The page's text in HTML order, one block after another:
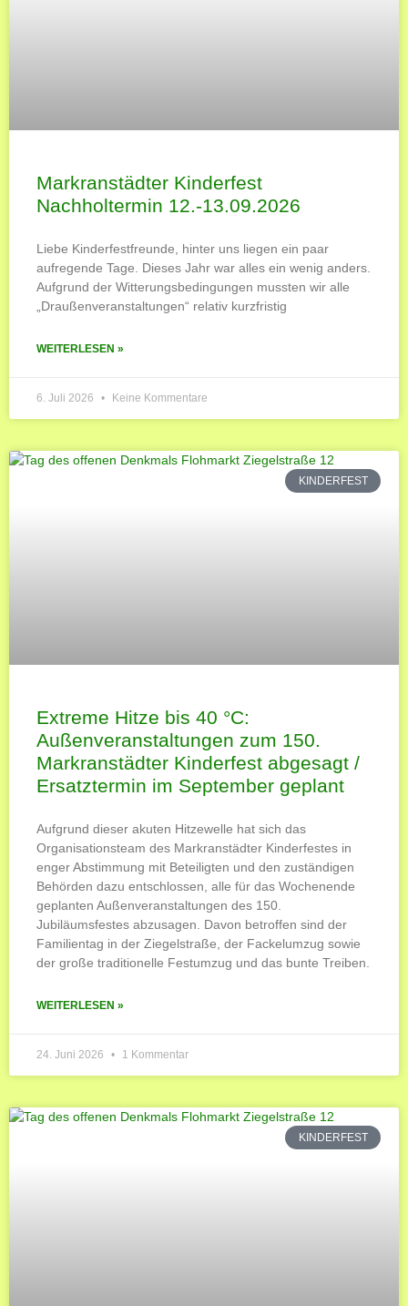
Markranstädter Kinderfest
Nachholtermin 12.-13.09.2026
Liebe Kinderfestfreunde, hinter uns liegen ein paar
aufregende Tage. Dieses Jahr war alles ein wenig anders.
Aufgrund der Witterungsbedingungen mussten wir alle
„Draußenveranstaltungen“ relativ kurzfristig
WEITERLESEN »
6. Juli 2026 Keine Kommentare
KINDERFEST
Extreme Hitze bis 40 °C:
Außenveranstaltungen zum 150.
Markranstädter Kinderfest abgesagt /
Ersatztermin im September geplant
Aufgrund dieser akuten Hitzewelle hat sich das
Organisationsteam des Markranstädter Kinderfestes in
enger Abstimmung mit Beteiligten und den zuständigen
Behörden dazu entschlossen, alle für das Wochenende
geplanten Außenveranstaltungen des 150.
Jubiläumsfestes abzusagen. Davon betroffen sind der
Familientag in der Ziegelstraße, der Fackelumzug sowie
der große traditionelle Festumzug und das bunte Treiben.
WEITERLESEN »
24. Juni 2026 1 Kommentar
KINDERFEST